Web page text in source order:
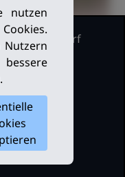
Stahnsdorf
nutzen
Nutzern